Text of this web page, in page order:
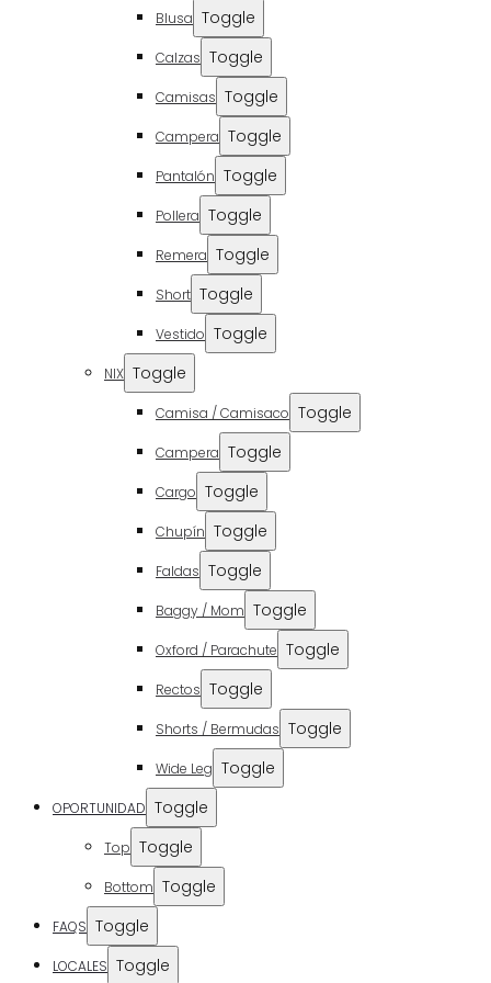
Blusa Toggle
Calzas Toggle
Camisas Toggle
Campera Toggle
Pantalón Toggle
Pollera Toggle
Remera Toggle
Short Toggle
Vestido Toggle
NIX Toggle
Camisa / Camisaco Toggle
Campera Toggle
Cargo Toggle
Chupín Toggle
Faldas Toggle
Baggy / Mom Toggle
Oxford / Parachute Toggle
Rectos Toggle
Shorts / Bermudas Toggle
Wide Leg Toggle
OPORTUNIDAD Toggle
Top Toggle
Bottom Toggle
FAQS Toggle
LOCALES Toggle